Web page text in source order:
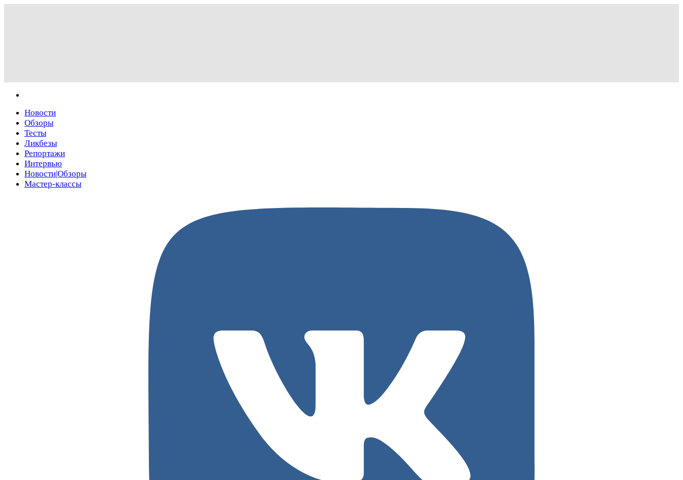
Новости
Обзоры
Тесты
Ликбезы
Репортажи
Интервью
Новости|Обзоры
Мастер-классы